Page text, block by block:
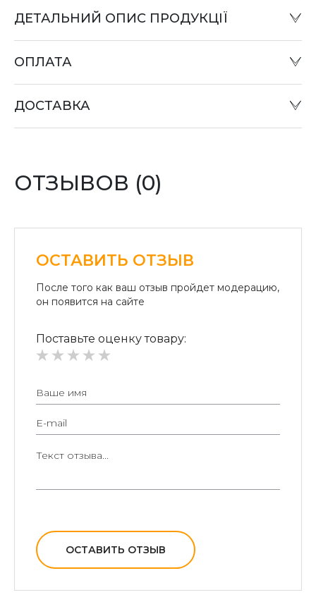
ДЕТАЛЬНИЙ ОПИС ПРОДУКЦІЇ
или при отправке «Наложенным платежом» в
«Райффайзен Банк Аваль»
Безналичный расчет для юридических лиц:
ОПЛАТА
ДОСТАВКА
ОТЗЫВОВ (0)
ОСТАВИТЬ ОТЗЫВ
После того как ваш отзыв пройдет модерацию,
он появится на сайте
Поставьте оценку товару:
ОСТАВИТЬ ОТЗЫВ